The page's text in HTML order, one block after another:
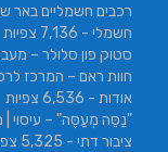
רכבים חשמליים באר
חשמלי - 7,136 צפיות
סטוק פון סלולר –
חוות ראם – המרכז
אודות - 6,536 צפיות
"נַסֵּה מְעַסֶּה" – עיסוי |
ציבור דתי - 5,325 צפיות